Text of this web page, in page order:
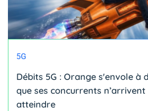
5G
Débits 5G : Orange s'envole à
que ses concurrents n’arrivent
atteindre